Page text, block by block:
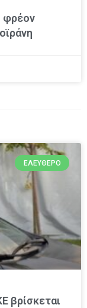
φρέον
ΕΛΕΎΘΕΡΟ
βρίσκεται